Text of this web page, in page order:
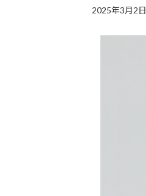
2025年3月2日